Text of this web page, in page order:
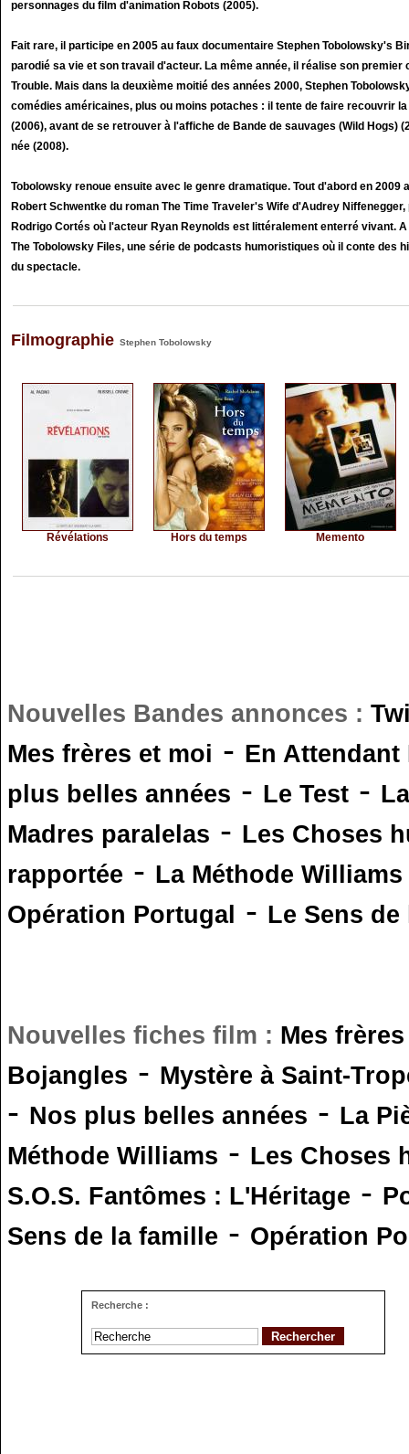
personnages du film d'animation Robots (2005).
Fait rare, il participe en 2005 au faux documentaire Stephen Tobolowsky's
parodié sa vie et son travail d'acteur. La même année, il réalise son
Trouble. Mais dans la deuxième moitié des années 2000, Stephen
comédies américaines, plus ou moins potaches : il tente de faire recouvrir
(2006), avant de se retrouver à l'affiche de Bande de sauvages (Wild Hogs)
née (2008).
Tobolowsky renoue ensuite avec le genre dramatique. Tout d'abord en
Robert Schwentke du roman The Time Traveler's Wife d'Audrey
Rodrigo Cortés où l'acteur Ryan Reynolds est littéralement enterré vivant.
The Tobolowsky Files, une série de podcasts humoristiques où il conte des
du spectacle.
Filmographie Stephen Tobolowsky
Révélations Hors du temps Memento
Nouvelles Bandes annonces :
Mes frères et moi - En
plus belles années - Le Test -
Madres paralelas - Les Choses
rapportée - La Méthode Williams
Opération Portugal - Le Sens
Nouvelles fiches film : Mes
Bojangles - Mystère à Saint-
- Nos plus belles années - La
Méthode Williams - Les Choses
S.O.S. Fantômes : L'Héritage -
Sens de la famille - Opération
Recherche :